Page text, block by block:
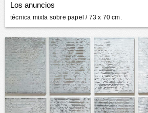
Los anuncios
técnica mixta sobre papel/ 73 x 70 cm.